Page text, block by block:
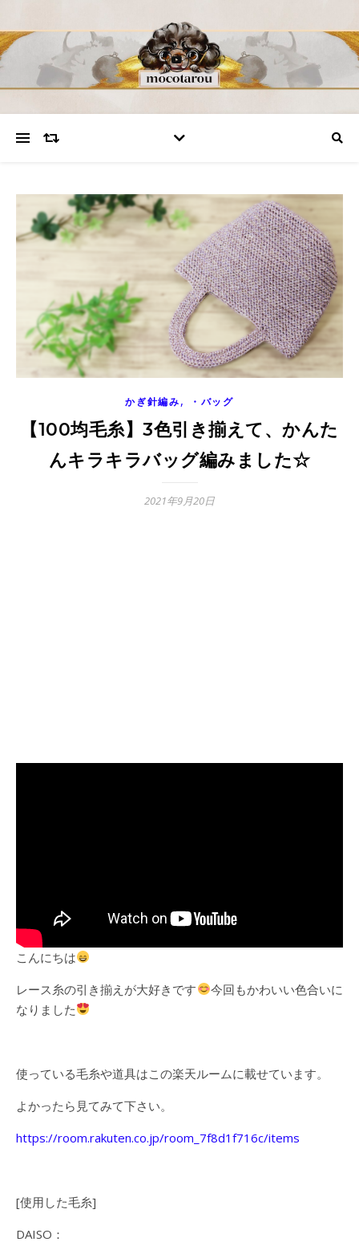
かぎ針編み, ・バッグ
【100均毛糸】3色引き揃えて、かんた
んキラキラバッグ編みました☆
2021年9月20日
こんにちは
レース糸の引き揃えが大好きです
今回もかわいい色合いに
なりました
使っている毛糸や道具はこの楽天ルームに載せています。
よかったら見てみて下さい。
https://room.rakuten.co.jp/room_7f8d1f716c/items
[使用した毛糸]
DAISO：